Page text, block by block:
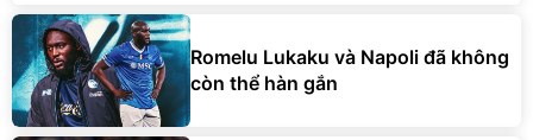
Romelu Lukaku và Napoli đã không
còn thể hàn gắn